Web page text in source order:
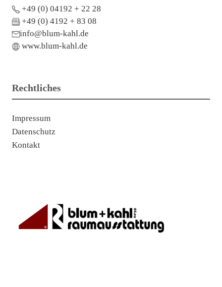
+49 (0) 04192 + 22 28
+49 (0) 4192 + 83 08
info@blum-kahl.de
www.blum-kahl.de
Rechtliches
Impressum
Datenschutz
Kontakt